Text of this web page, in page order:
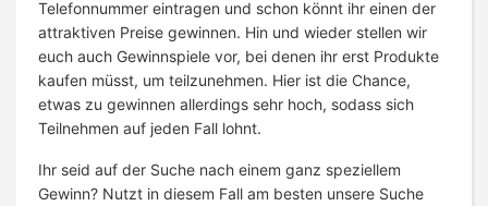
Telefonnummer eintragen und schon könnt ihr einen der
attraktiven Preise gewinnen. Hin und wieder stellen wir
euch auch Gewinnspiele vor, bei denen ihr erst Produkte
kaufen müsst, um teilzunehmen. Hier ist die Chance,
etwas zu gewinnen allerdings sehr hoch, sodass sich
Teilnehmen auf jeden Fall lohnt.
Ihr seid auf der Suche nach einem ganz speziellem
Gewinn? Nutzt in diesem Fall am besten unsere Suche